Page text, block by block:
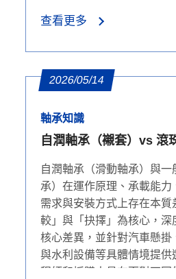
查看更多
2026/05/14
軸承知識
自潤軸承（襯套）vs 滾
自潤軸承（滑動軸承）與一
承）在運作原理、承載能力
需求與安裝方式上存在本質
較」與「抉擇」為核心，深
核心差異，並針對汽車懸掛
與水利設備等具體情境提供
程師和採購人員在面對不同